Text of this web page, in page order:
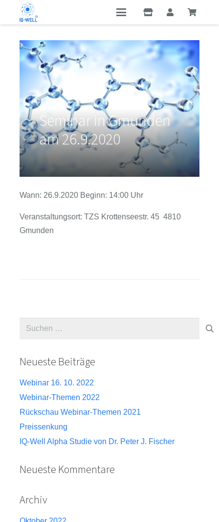
Seminar in Gmunden
am 26.9.2020
Wann: 26.9.2020 Beginn: 14:00 Uhr
Veranstaltungsort: TZS Krottenseestr. 45 4810
Gmunden
Suche
Neueste Beiträge
Webinar 16. 10. 2022
Webinar-Themen 2022
Rückschau Webinar-Themen 2021
Preissenkung
IQ-Well Alpha Studie von Dr. Peter J. Fischer
Neueste Kommentare
Archiv